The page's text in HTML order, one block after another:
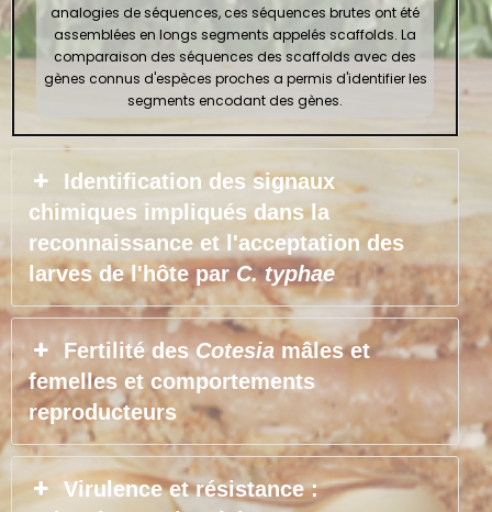
analogies de séquences, ces séquences brutes ont été
assemblées en longs segments appelés scaffolds. La
comparaison des séquences des scaffolds avec des
gènes connus d'espèces proches a permis d'identifier les
segments encodant des gènes.
Identification des signaux
chimiques impliqués dans la
reconnaissance et l'acceptation des
larves de l'hôte parC. typhae
Fertilité desCotesia mâles et
femelles et comportements
reproducteurs
Virulence et résistance :